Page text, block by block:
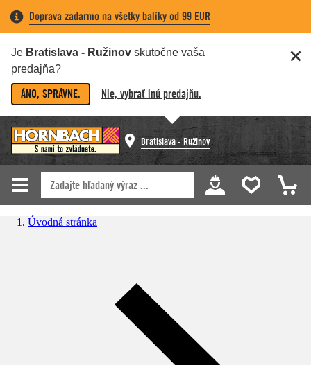
Doprava zadarmo na všetky balíky od 99 EUR
Je Bratislava - Ružinov skutočne vaša
predajňa?
ÁNO, SPRÁVNE. Nie, vybrať inú predajňu.
Bratislava - Ružinov
Úvodná stránka